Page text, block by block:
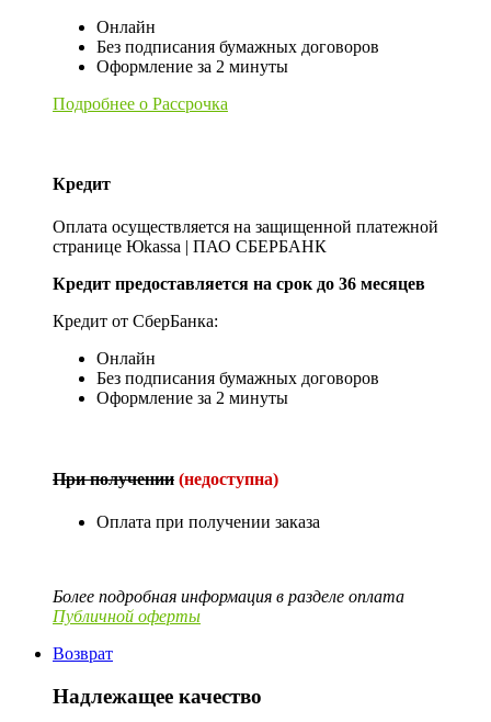
Онлайн
Без подписания бумажных договоров
Оформление за 2 минуты
Подробнее о Рассрочка
Кредит
Оплата осуществляется на защищенной платежной
странице Юkassa | ПАО СБЕРБАНК
Кредит предоставляется на срок до 36 месяцев
Кредит от СберБанка:
Онлайн
Без подписания бумажных договоров
Оформление за 2 минуты
При получении (недоступна)
Оплата при получении заказа
Более подробная информация в разделе оплата
Публичной оферты
Возврат
Надлежащее качество